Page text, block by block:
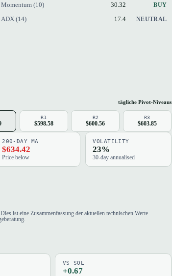
Momentum (10) 30.32 BUY
ADX (14) 17.4 NEUTRAL
tägliche Pivot-Niveaus
R1
$598.58
R2
$600.56
R3
$603.85
200-DAY MA
$634.42
Price below
VOLATILITY
23%
30-day annualised
ist eine Zusammenfassung der aktuellen technischen Werte
VS SOL
+0.67